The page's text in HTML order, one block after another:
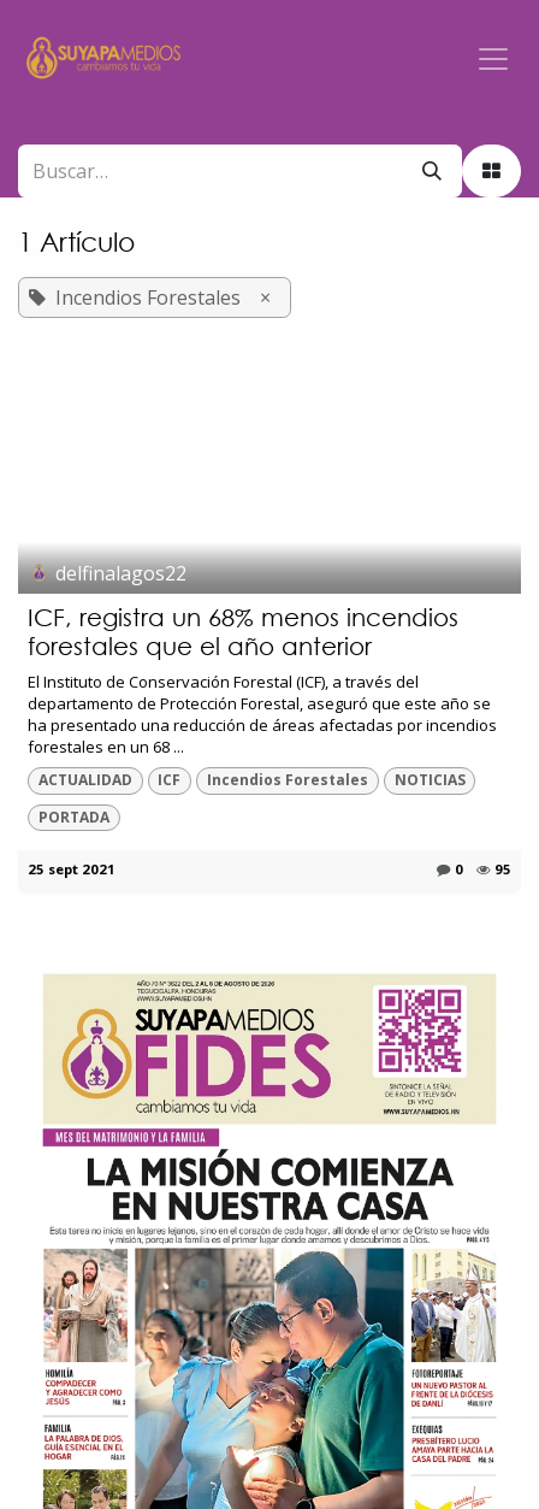
1 Artículo
Incendios Forestales ×
delfinalagos22
ICF, registra un 68% menos incendios
forestales que el año anterior
El Instituto de Conservación Forestal (ICF), a través del
departamento de Protección Forestal, aseguró que este año se
ha presentado una reducción de áreas afectadas por incendios
forestales en un 68 ...
ACTUALIDAD ICF Incendios Forestales
NOTICIAS
PORTADA
25 sept 2021 0 95